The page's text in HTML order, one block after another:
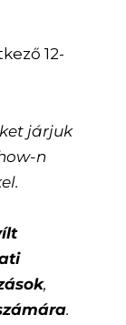
12-
járjuk
n
,
.